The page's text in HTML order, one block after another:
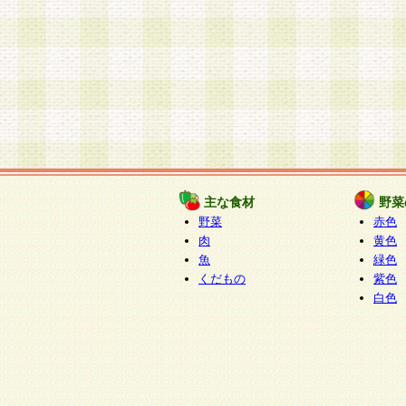
主な食材
野菜
肉
魚
くだもの
野
赤色
黄色
緑色
紫色
白色